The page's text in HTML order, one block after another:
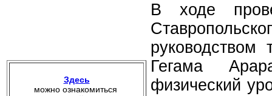
Здесь
можно ознакомиться
В ходе
руководством
Гегама
физический